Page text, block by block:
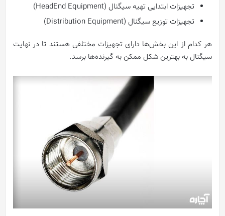
تجهیزات ابتدایی تهیه سیگنال (HeadEnd Equipment)
تجهیزات توزیع سیگنال (Distribution Equipment)
هر کدام از این بخش‌ها دارای تجهیزات مختلفی هستند تا در نهایت
سیگنال به بهترین شکل ممکن به گیرنده‌ها برسد.